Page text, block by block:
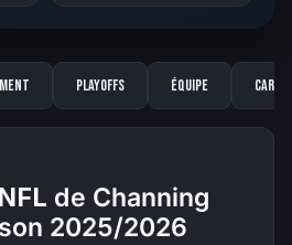
Playoffs Équipe
de Channing
2025/2026